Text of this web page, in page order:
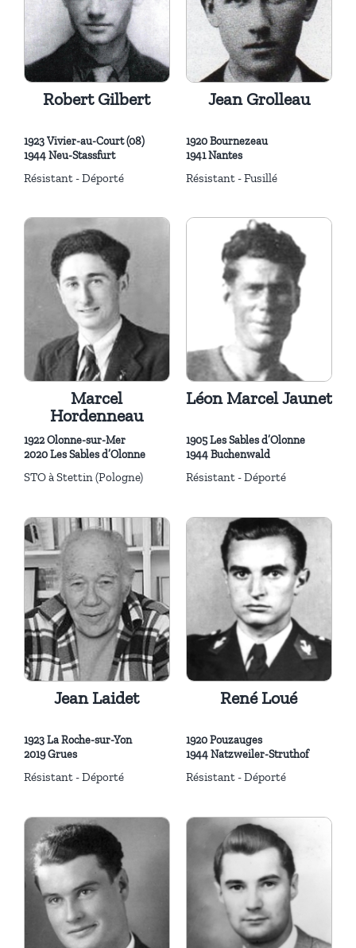
Robert Gilbert
1923 Vivier-au-Court (08)
1944 Neu-Stassfurt
Résistant - Déporté
Jean Grolleau
1920 Bournezeau
1941 Nantes
Résistant - Fusillé
Marcel
Hordenneau
1922 Olonne-sur-Mer
2020 Les Sables d’Olonne
STO à Stettin (Pologne)
Léon Marcel Jaunet
1905 Les Sables d’Olonne
1944 Buchenwald
Résistant - Déporté
Jean Laidet
1923 La Roche-sur-Yon
2019 Grues
Résistant - Déporté
René Loué
1920 Pouzauges
1944 Natzweiler-Struthof
Résistant - Déporté